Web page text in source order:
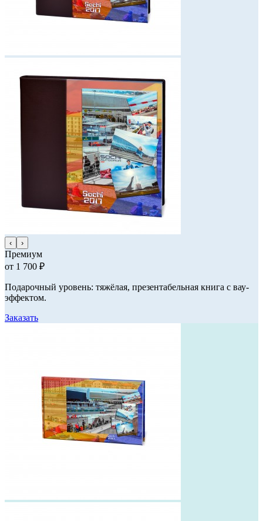
‹ ›
Премиум
от 1 700 ₽
Подарочный уровень: тяжёлая, презентабельная книга с вау-
эффектом.
Заказать